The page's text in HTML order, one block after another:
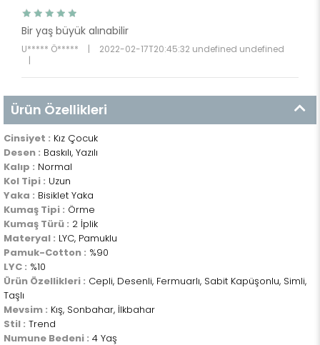
Bir yaş büyük alınabilir
U***** Ö***** |
2022-02-17T20:45:32 undefined undefined
|
Ürün Özellikleri
Cinsiyet : Kız Çocuk
Desen : Baskılı, Yazılı
Kalıp : Normal
Kol Tipi : Uzun
Yaka : Bisiklet Yaka
Kumaş Tipi : Örme
Kumaş Türü : 2 İplik
Materyal : LYC, Pamuklu
Pamuk-Cotton : %90
LYC : %10
Ürün Özellikleri : Cepli, Desenli, Fermuarlı, Sabit Kapüşonlu, Simli,
Taşlı
Mevsim : Kış, Sonbahar, İlkbahar
Stil : Trend
Numune Bedeni : 4 Yaş